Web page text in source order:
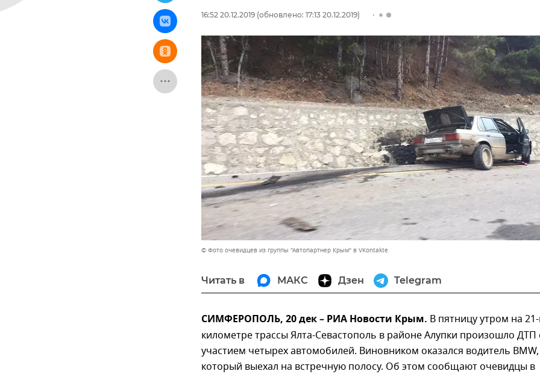
16:52 20.12.2019 (обновлено: 17:13 20.12.2019)
© Фото очевидцев из группы "Автопартнер Крым" в VKontakte
Читать в МАКС Дзен Telegram
СИМФЕРОПОЛЬ, 20 дек – РИА Новости Крым. В пятницу утром на
километре трассы Ялта-Севастополь в районе Алупки произошло ДТП
участием четырех автомобилей. Виновником оказался водитель BMW,
который выехал на встречную полосу. Об этом сообщают очевидцы в